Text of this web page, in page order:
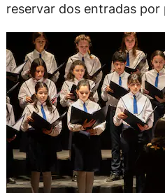
reservar dos entradas por